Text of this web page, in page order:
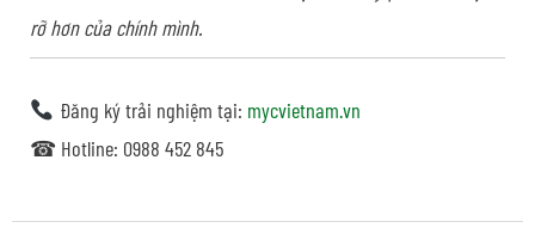
rỡ hơn của chính mình.
Đăng ký trải nghiệm tại: mycvietnam.vn
☎ Hotline: 0988 452 845